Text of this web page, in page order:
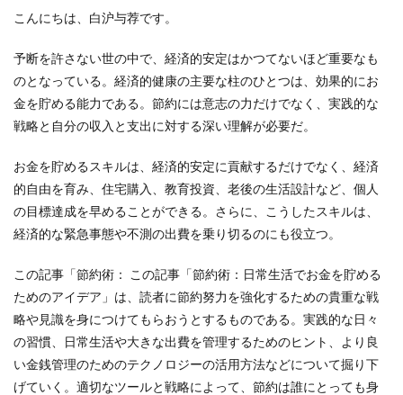
こんにちは、白沪与荐です。
予断を許さない世の中で、経済的安定はかつてないほど重要なも
のとなっている。経済的健康の主要な柱のひとつは、効果的にお
金を貯める能力である。節約には意志の力だけでなく、実践的な
戦略と自分の収入と支出に対する深い理解が必要だ。
お金を貯めるスキルは、経済的安定に貢献するだけでなく、経済
的自由を育み、住宅購入、教育投資、老後の生活設計など、個人
の目標達成を早めることができる。さらに、こうしたスキルは、
経済的な緊急事態や不測の出費を乗り切るのにも役立つ。
この記事「節約術： この記事「節約術：日常生活でお金を貯める
ためのアイデア」は、読者に節約努力を強化するための貴重な戦
略や見識を身につけてもらおうとするものである。実践的な日々
の習慣、日常生活や大きな出費を管理するためのヒント、より良
い金銭管理のためのテクノロジーの活用方法などについて掘り下
げていく。適切なツールと戦略によって、節約は誰にとっても身